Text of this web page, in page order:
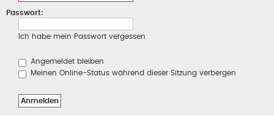
Passwort:
Ich habe mein Passwort vergessen
Angemeldet bleiben
Meinen Online-Status während dieser Sitzung verbergen